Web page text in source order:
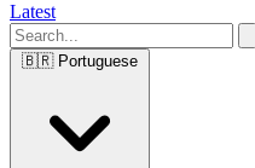
Latest
🇧🇷 Portuguese